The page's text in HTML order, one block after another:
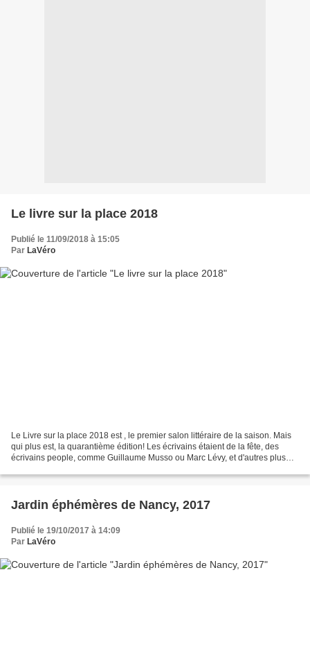
Le livre sur la place 2018
Publié le 11/09/2018 à 15:05
Par LaVéro
Le Livre sur la place 2018 est , le premier salon littéraire de la saison. Mais
qui plus est, la quarantième édition! Les écrivains étaient de la fête, des
écrivains people, comme Guillaume Musso ou Marc Lévy, et d'autres plus
Jardin éphémères de Nancy, 2017
Publié le 19/10/2017 à 14:09
Par LaVéro